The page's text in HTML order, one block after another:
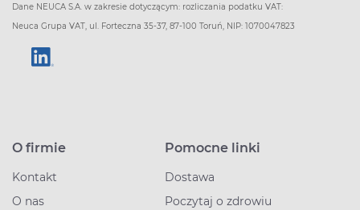
Dane NEUCA S.A. w zakresie dotyczącym: rozliczania podatku VAT:
Neuca Grupa VAT, ul. Forteczna 35-37, 87-100 Toruń, NIP: 1070047823
O firmie
Kontakt
O nas
Pomocne linki
Dostawa
Poczytaj o zdrowiu